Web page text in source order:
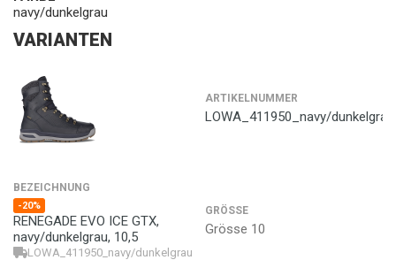
navy/dunkelgrau
VARIANTEN
ARTIKELNUMMER
LOWA_411950_navy/
BEZEICHNUNG
-20%
RENEGADE EVO ICE GTX,
navy/dunkelgrau, 10,5
LOWA_411950_navy/dunkelgrau_10,5
GRÖSSE
Grösse 10